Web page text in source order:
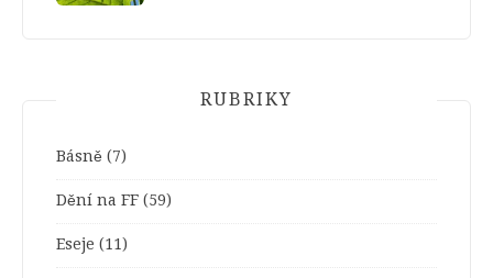
RUBRIKY
Básně (7)
Dění na FF (59)
Eseje (11)